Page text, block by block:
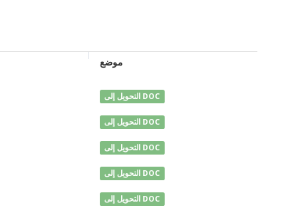
موضع
التحويل إلى DOC
التحويل إلى DOC
التحويل إلى DOC
التحويل إلى DOC
التحويل إلى DOC